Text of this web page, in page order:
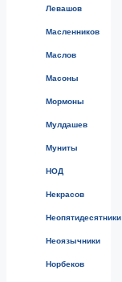
Левашов
Масленников
Маслов
Масоны
Мормоны
Мулдашев
Муниты
НОД
Некрасов
Неопятидесятники
Неоязычники
Норбеков